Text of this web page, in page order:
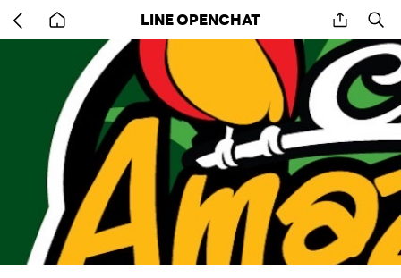
back
to
home
LINE OPENCHAT share